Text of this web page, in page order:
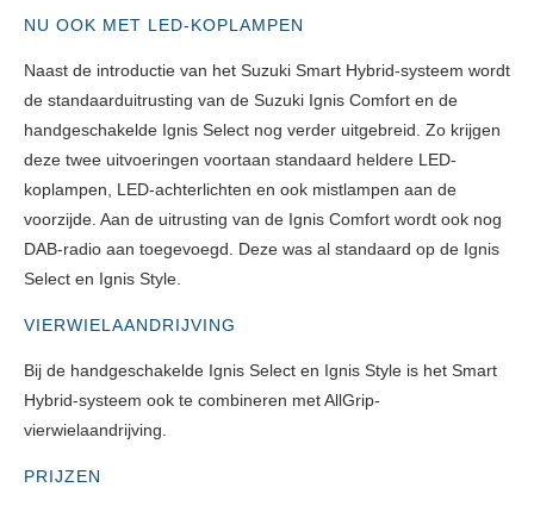
NU OOK MET LED-KOPLAMPEN
Naast de introductie van het Suzuki Smart Hybrid-systeem wordt
de standaarduitrusting van de Suzuki Ignis Comfort en de
handgeschakelde Ignis Select nog verder uitgebreid. Zo krijgen
deze twee uitvoeringen voortaan standaard heldere LED-
koplampen, LED-achterlichten en ook mistlampen aan de
voorzijde. Aan de uitrusting van de Ignis Comfort wordt ook nog
DAB-radio aan toegevoegd. Deze was al standaard op de Ignis
Select en Ignis Style.
VIERWIELAANDRIJVING
Bij de handgeschakelde Ignis Select en Ignis Style is het Smart
Hybrid-systeem ook te combineren met AllGrip-
vierwielaandrijving.
PRIJZEN